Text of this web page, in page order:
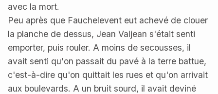
avec la mort.
Peu après que Fauchelevent eut achevé de clouer
la planche de dessus, Jean Valjean s'était senti
emporter, puis rouler. A moins de secousses, il
avait senti qu'on passait du pavé à la terre battue,
c'est-à-dire qu'on quittait les rues et qu'on arrivait
aux boulevards. A un bruit sourd, il avait deviné